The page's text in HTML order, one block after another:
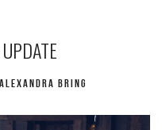
Bring